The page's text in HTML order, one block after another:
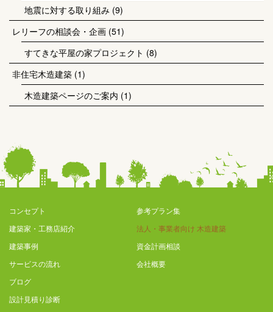
地震に対する取り組み (9)
レリーフの相談会・企画 (51)
すてきな平屋の家プロジェクト (8)
非住宅木造建築 (1)
木造建築ページのご案内 (1)
コンセプト
建築家・工務店紹介
建築事例
サービスの流れ
参考プラン集
法人・事業者向け 木造建築
資金計画相談
会社概要
ブログ
設計見積り診断